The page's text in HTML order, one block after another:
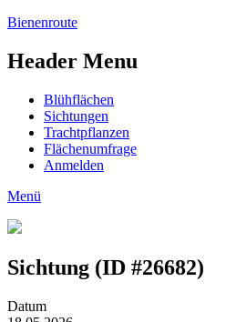
Bienenroute
Header Menu
Blühflächen
Sichtungen
Trachtpflanzen
Flächenumfrage
Anmelden
Menü
Sichtung (ID #26682)
Datum